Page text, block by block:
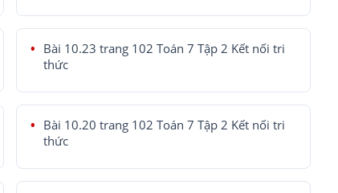
Bài 10.23 trang 102 Toán 7 Tập 2 Kết nối tri
thức
Bài 10.20 trang 102 Toán 7 Tập 2 Kết nối tri
thức